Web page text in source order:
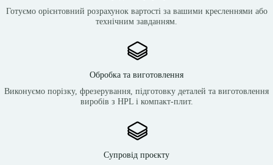
Готуємо орієнтовний розрахунок вартості за вашими кресленнями або
технічним завданням.
Обробка та виготовлення
Виконуємо порізку, фрезерування, підготовку деталей та виготовлення
виробів з HPL і компакт-плит.
Супровід проєкту